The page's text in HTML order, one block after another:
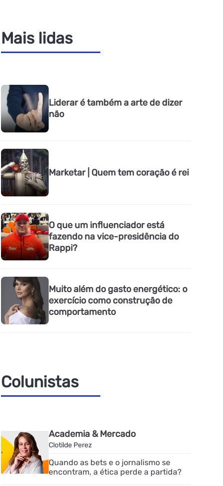
Mais lidas
Liderar é também a arte de dizer
não
Marketar | Quem tem coração é rei
O que um influenciador está
fazendo na vice-presidência do
Rappi?
Muito além do gasto energético: o
exercício como construção de
comportamento
Colunistas
Academia & Mercado
Clotilde Perez
Quando as bets e o jornalismo se
encontram, a ética perde a partida?